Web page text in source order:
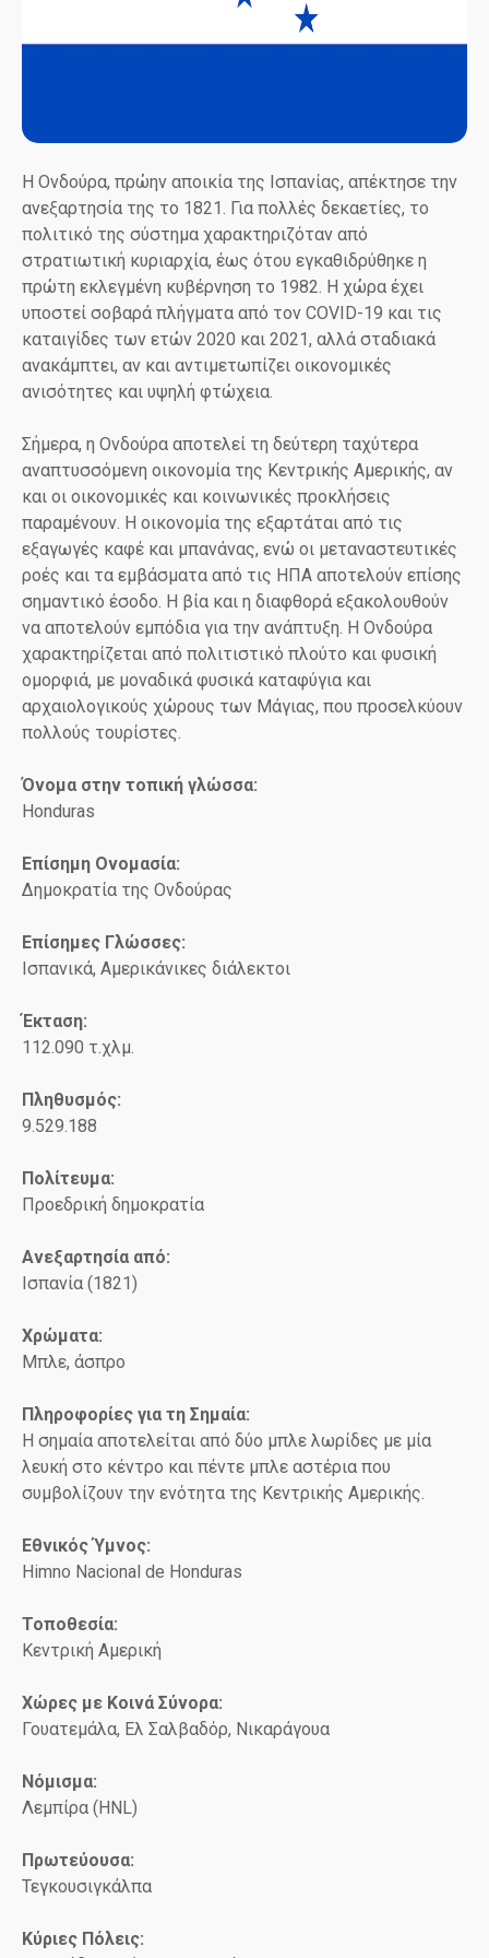
Η Ονδούρα, πρώην αποικία της Ισπανίας, απέκτησε την
ανεξαρτησία της το 1821. Για πολλές δεκαετίες, το
πολιτικό της σύστημα χαρακτηριζόταν από
στρατιωτική κυριαρχία, έως ότου εγκαθιδρύθηκε η
πρώτη εκλεγμένη κυβέρνηση το 1982. Η χώρα έχει
υποστεί σοβαρά πλήγματα από τον COVID-19 και τις
καταιγίδες των ετών 2020 και 2021, αλλά σταδιακά
ανακάμπτει, αν και αντιμετωπίζει οικονομικές
ανισότητες και υψηλή φτώχεια.
Σήμερα, η Ονδούρα αποτελεί τη δεύτερη ταχύτερα
αναπτυσσόμενη οικονομία της Κεντρικής Αμερικής, αν
και οι οικονομικές και κοινωνικές προκλήσεις
παραμένουν. Η οικονομία της εξαρτάται από τις
εξαγωγές καφέ και μπανάνας, ενώ οι μεταναστευτικές
ροές και τα εμβάσματα από τις ΗΠΑ αποτελούν επίσης
σημαντικό έσοδο. Η βία και η διαφθορά εξακολουθούν
να αποτελούν εμπόδια για την ανάπτυξη. Η Ονδούρα
χαρακτηρίζεται από πολιτιστικό πλούτο και φυσική
ομορφιά, με μοναδικά φυσικά καταφύγια και
αρχαιολογικούς χώρους των Μάγιας, που προσελκύουν
πολλούς τουρίστες.
Όνομα στην τοπική γλώσσα:
Honduras
Επίσημη Ονομασία:
Δημοκρατία της Ονδούρας
Επίσημες Γλώσσες:
Ισπανικά, Αμερικάνικες διάλεκτοι
Έκταση:
112.090 τ.χλμ.
Πληθυσμός:
9.529.188
Πολίτευμα:
Προεδρική δημοκρατία
Ανεξαρτησία από:
Ισπανία (1821)
Χρώματα:
Μπλε, άσπρο
Πληροφορίες για τη Σημαία:
Η σημαία αποτελείται από δύο μπλε λωρίδες με μία
λευκή στο κέντρο και πέντε μπλε αστέρια που
συμβολίζουν την ενότητα της Κεντρικής Αμερικής.
Εθνικός Ύμνος:
Himno Nacional de Honduras
Τοποθεσία:
Κεντρική Αμερική
Χώρες με Κοινά Σύνορα:
Γουατεμάλα, Ελ Σαλβαδόρ, Νικαράγουα
Νόμισμα:
Λεμπίρα (HNL)
Πρωτεύουσα:
Τεγκουσιγκάλπα
Κύριες Πόλεις: